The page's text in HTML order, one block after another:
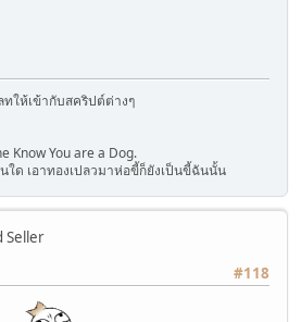
ทให้เข้ากับสคริปต์ต่างๆ
Know You are a Dog.
ใด เอาทองเปลวมาห่อขี้ก็ยังเป็นขี้ฉันนั้น
Seller
#118